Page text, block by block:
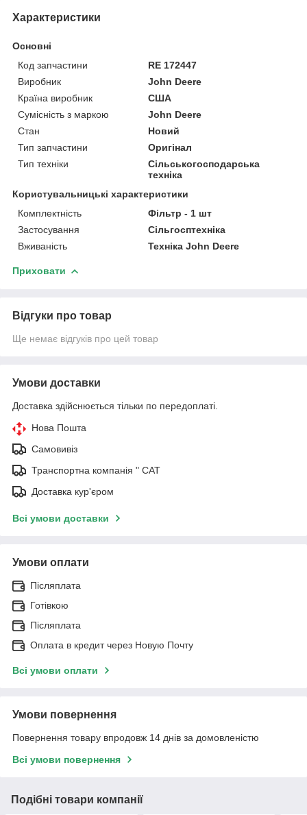
Характеристики
Основні
Код запчастини
RE 172447
Виробник
John Deere
Країна виробник
США
Сумісність з маркою
John Deere
Стан
Новий
Тип запчастини
Оригінал
Тип техніки
Сільськогосподарська
техніка
Користувальницькі характеристики
Комплектність
Фільтр - 1 шт
Застосування
Сільгосптехніка
Вживаність
Техніка John Deere
Приховати
Відгуки про товар
Ще немає відгуків про цей товар
Умови доставки
Доставка здійснюється тільки по передоплаті.
Нова Пошта
Самовивіз
Транспортна компанія " САТ
Доставка кур'єром
Всі умови доставки
Умови оплати
Післяплата
Готівкою
Післяплата
Оплата в кредит через Новую Почту
Всі умови оплати
Умови повернення
Повернення товару впродовж 14 днів за домовленістю
Всі умови повернення
Подібні товари компанії